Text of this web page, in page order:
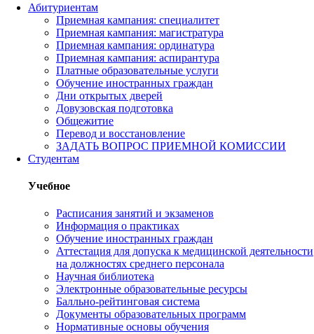
Абитуриентам
Приемная кампания: специалитет
Приемная кампания: магистратура
Приемная кампания: ординатура
Приемная кампания: аспирантура
Платные образовательные услуги
Обучение иностранных граждан
Дни открытых дверей
Довузовская подготовка
Общежитие
Перевод и восстановление
ЗАДАТЬ ВОПРОС ПРИЕМНОЙ КОМИССИИ
Студентам
Учебное
Расписания занятий и экзаменов
Информация о практиках
Обучение иностранных граждан
Аттестация для допуска к медицинской деятельности
на должностях среднего персонала
Научная библиотека
Электронные образовательные ресурсы
Балльно-рейтинговая система
Документы образовательных программ
Нормативные основы обучения